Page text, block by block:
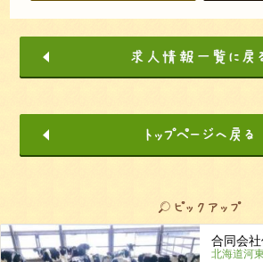
合同会
北海道河